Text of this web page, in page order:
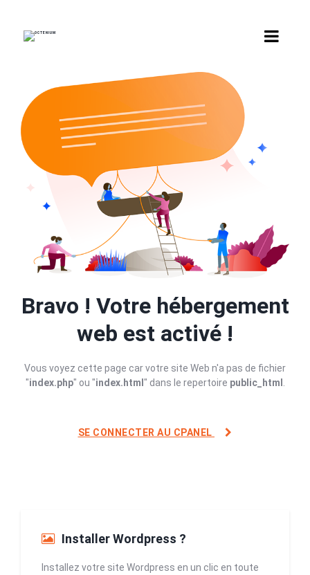
Bravo ! Votre hébergement
web est activé !
Vous voyez cette page car votre site Web n'a pas de fichier
"index.php" ou "index.html " dans le repertoire public_html .
SE CONNECTER AU CPANEL
Installer Wordpress ?
Installez votre site Wordpress en un clic en toute